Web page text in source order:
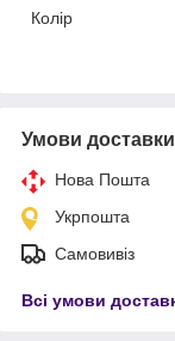
Колір
Умови доставки
Нова Пошта
Укрпошта
Самовивіз
Всі умови